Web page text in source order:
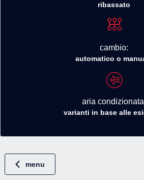
ribassato
cambio:
automatico o
aria
varianti in base alle
menu